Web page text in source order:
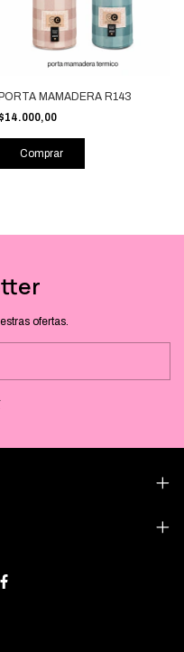
MAMADERA R143
Comprar
ofertas.